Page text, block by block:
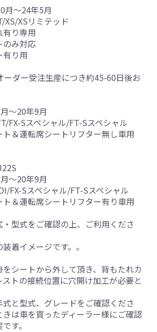
月～24年5月
XS/XSリミテッド
り専用
み対応
り用
ダー受注生産につき約45-60日後お
～20年9月
FX-Sスペシャル/FT-Sスペシャル
＆運転席シートリフター無し車用
～20年9月
FX-Sスペシャル/FT-Sスペシャル
＆運転席シートリフター有り車用
・型式をご確認の上、ご利用くださ
着イメージです。。
をシートから外して頂き、背もたれカ
トの接続位置に穴開け加工が必要と
と型式、グレードをご確認くださ
は車を買ったディーラー様にご確認
す。